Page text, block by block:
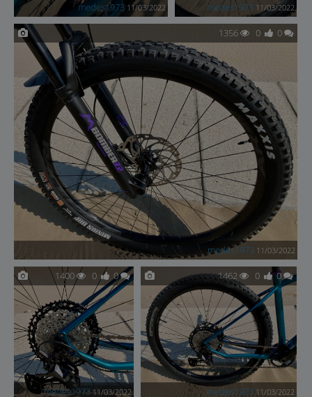
medes1973 11/03/2022 medes1973 11/03/2022
1356 0 0
medes1973 11/03/2022
1400 0 0
medes1973 11/03/2022
1462 0 0
medes1973 11/03/2022